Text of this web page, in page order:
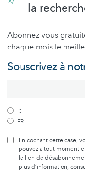
la
Abonnez-vous
chaque mois le
Souscrivez à
DE
FR
En cochant cette case,
pouvez à tout moment
le lien de
plus d’information,